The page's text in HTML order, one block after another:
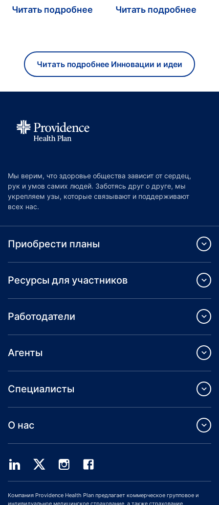
Читать подробнее Читать подробнее
Читать подробнее Инновации и идеи
Мы верим, что здоровье общества зависит от сердец,
рук и умов самих людей. Заботясь друг о друге, мы
укрепляем узы, которые связывают и поддерживают
всех нас.
Приобрести планы
Ресурсы для участников
Работодатели
Агенты
Специалисты
О нас
Компания Providence Health Plan предлагает коммерческое групповое и
индивидуальное медицинское страхование, а также страхование,